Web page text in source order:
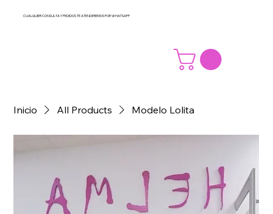
CUALQUIER CONSULTA Y PEDIDOS TE ATENDEREMOS POR WHATSAPP
Inicio All Products Modelo Lolita